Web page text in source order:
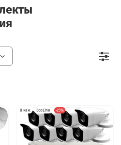
8 кан. EcoLine -25%